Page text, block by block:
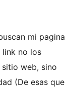
mi pagina
link no los
web, sino
(De esas que